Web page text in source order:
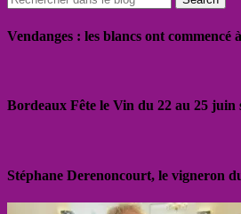
Vendanges : les blancs ont commencé
Bordeaux Fête le Vin du 22 au 25 juin
Stéphane Derenoncourt, le vigneron